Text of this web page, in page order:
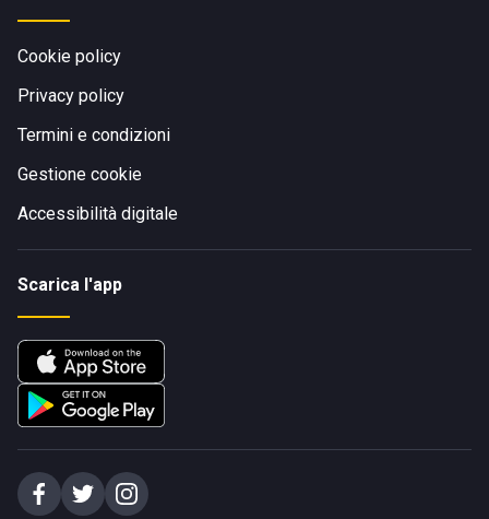
Cookie policy
Privacy policy
Termini e condizioni
Gestione cookie
Accessibilità digitale
Scarica l'app